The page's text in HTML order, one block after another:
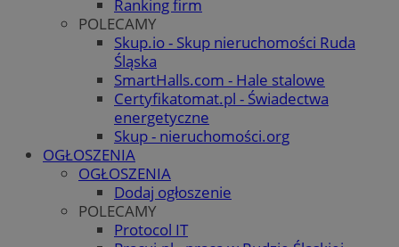
Ranking firm
POLECAMY
Skup.io - Skup nieruchomości Ruda
Śląska
SmartHalls.com - Hale stalowe
Certyfikatomat.pl - Świadectwa
energetyczne
Skup - nieruchomości.org
OGŁOSZENIA
OGŁOSZENIA
Dodaj ogłoszenie
POLECAMY
Protocol IT